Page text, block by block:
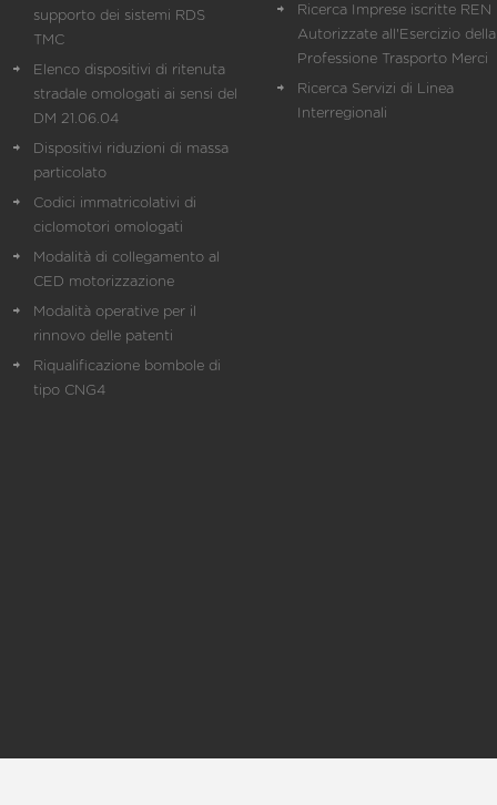
supporto dei sistemi RDS
TMC
Elenco dispositivi di ritenuta
stradale omologati ai sensi del
DM 21.06.04
Dispositivi riduzioni di massa
particolato
Codici immatricolativi di
ciclomotori omologati
Modalità di collegamento al
CED motorizzazione
Modalità operative per il
rinnovo delle patenti
Riqualificazione bombole di
tipo CNG4
Ricerca Imprese iscritte REN
Autorizzate all'Esercizio della
Professione Trasporto Merci
Ricerca Servizi di Linea
Interregionali